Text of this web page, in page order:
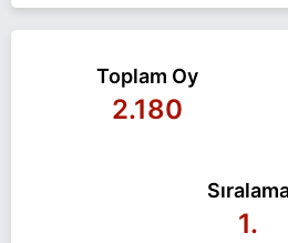
EĞITIM FAKÜLTESI
FARKLI OKULLARDA
MÜDÜRLÜĞÜ
ARASINDA MUCUR
Ali Şahin Kırşehir
olarak Büyük Birlik ile 31
Toplam Oy
2.180
1.